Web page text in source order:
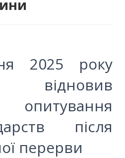
2025 року
відновив
опитування
після
перерви